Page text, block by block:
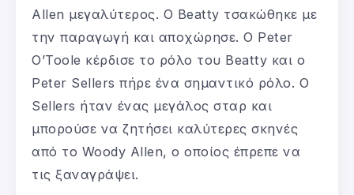
Allen μεγαλύτερος. Ο Beatty τσακώθηκε με
την παραγωγή και αποχώρησε. Ο Peter
O’Toole κέρδισε το ρόλο του Beatty και ο
Peter Sellers πήρε ένα σημαντικό ρόλο. Ο
Sellers ήταν ένας μεγάλος σταρ και
μπορούσε να ζητήσει καλύτερες σκηνές
από το Woody Allen, ο οποίος έπρεπε να
τις ξαναγράψει.